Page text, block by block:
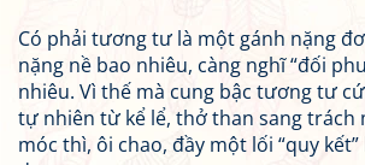
Có phải tương tư là một gánh nặng
nặng nề bao nhiêu, càng nghĩ “đối
nhiêu. Vì thế mà cung bậc tương tư
tự nhiên từ kể lể, thở than sang trách
móc thì, ôi chao, đầy một lối “quy kết”